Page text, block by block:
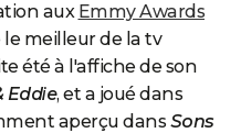
aux Emmy Awards
meilleur de la tv
été à l'affiche de son
Eddie, et a joué dans
aperçu dansSons